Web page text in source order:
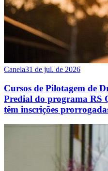
Canela31 de jul. de 2026
Cursos de Pilotagem de
Predial do programa RS
têm inscrições